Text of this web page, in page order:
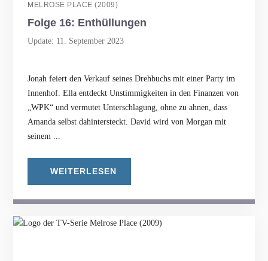
MELROSE PLACE (2009)
Folge 16: Enthüllungen
Update: 11. September 2023
Jonah feiert den Verkauf seines Drehbuchs mit einer Party im
Innenhof. Ella entdeckt Unstimmigkeiten in den Finanzen von
„WPK“ und vermutet Unterschlagung, ohne zu ahnen, dass
Amanda selbst dahintersteckt. David wird von Morgan mit
seinem ...
WEITERLESEN